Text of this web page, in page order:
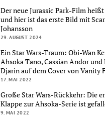
Der neue Jurassic Park-Film
und hier ist das erste Bild mit
Johansson
29. AUGUST 2024
Ein Star Wars-Traum: Obi-Wan
Ahsoka Tano, Cassian Andor und
Djarin auf dem Cover von Vanity
17. MAI 2022
Große Star Wars-Rückkehr: Die
Klappe zur Ahsoka-Serie ist
9. MAI 2022